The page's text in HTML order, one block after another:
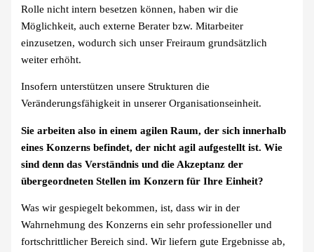
Rolle nicht intern besetzen können, haben wir die
Möglichkeit, auch externe Berater bzw. Mitarbeiter
einzusetzen, wodurch sich unser Freiraum grundsätzlich
weiter erhöht.
Insofern unterstützen unsere Strukturen die
Veränderungsfähigkeit in unserer Organisationseinheit.
Sie arbeiten also in einem agilen Raum, der sich innerhalb
eines Konzerns befindet, der nicht agil aufgestellt ist. Wie
sind denn das Verständnis und die Akzeptanz der
übergeordneten Stellen im Konzern für Ihre Einheit?
Was wir gespiegelt bekommen, ist, dass wir in der
Wahrnehmung des Konzerns ein sehr professioneller und
fortschrittlicher Bereich sind. Wir liefern gute Ergebnisse ab,